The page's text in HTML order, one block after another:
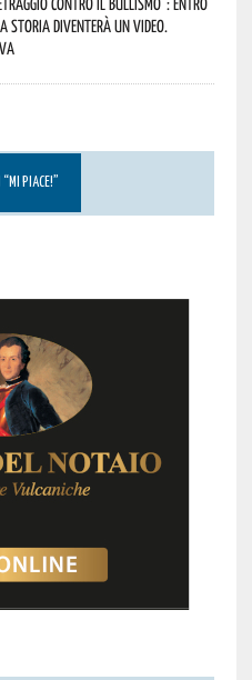
storia diventerà un video.
PIACE!”